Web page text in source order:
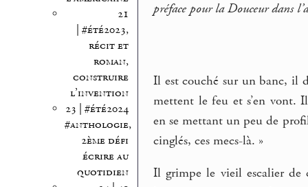
21
| #été2023,
récit et
roman,
construire
l’invention
23 | #été2024
#anthologie,
2ème défi
écrire au
quotidien
préface pour la Douceur dans
Il est couché sur un banc, il
mettent le feu et s’en vont.
en se mettant un peu de
cinglés, ces mecs-là. »
Il grimpe le vieil escalier de